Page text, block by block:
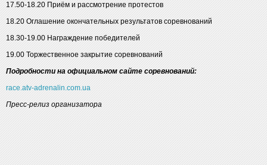
17.50-18.20 Приём и рассмотрение протестов
18.20 Оглашение окончательных результатов соревнований
18.30-19.00 Награждение победителей
19.00 Торжественное закрытие соревнований
Подробности на официальном сайте соревнований:
race.atv-adrenalin.com.ua
Пресс-релиз организатора